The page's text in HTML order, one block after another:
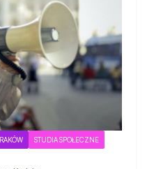
STUDIA SPOŁECZNE